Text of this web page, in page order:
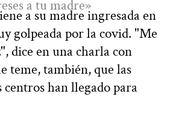
a tu madre»
a su madre ingresada en
golpeada por la covid. "Me
dice en una charla con
teme, también, que las
han llegado para